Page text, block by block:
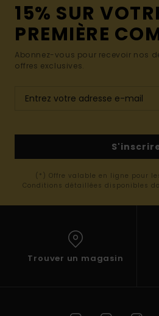
15% SUR
PREMIÈRE
Abonnez-vous pour recevoir nos
offres exclusives.
(*) Offre valable en ligne pour
Conditions détaillées disponibles
Trouver un magasin